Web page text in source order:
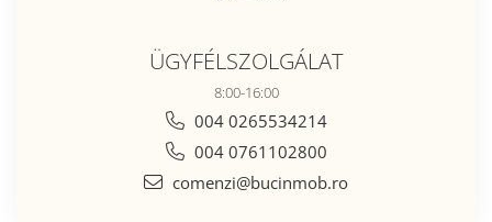
ÜGYFÉLSZOLGÁLAT
8:00-16:00
004 0265534214
004 0761102800
comenzi@bucinmob.ro